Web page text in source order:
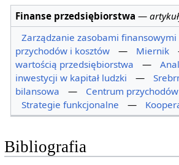
Finanse przedsiębiorstwa —
Zarządzanie zasobami finansowymi
przychodów i kosztów
— Miernik
wartością przedsiębiorstwa
—
inwestycji w kapitał ludzki
—
bilansowa
— Centrum
Strategie funkcjonalne
—
Bibliografia